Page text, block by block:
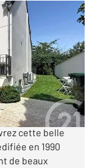
un secteur
cette belle
en 1990
de beaux